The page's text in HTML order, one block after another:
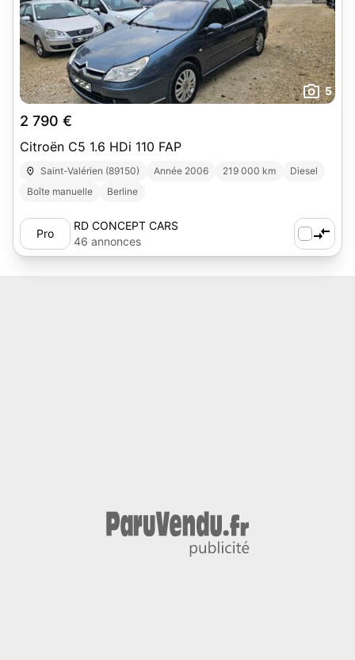
5
2 790 €
Citroën C5 1.6 HDi 110 FAP
Saint-Valérien (89150) Année 2006 219 000 km
Diesel
Boîte manuelle
Berline
Pro
RD CONCEPT CARS
46 annonces